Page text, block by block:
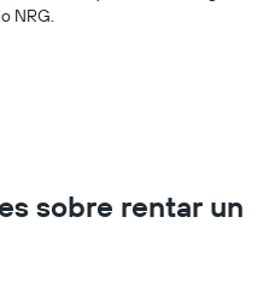
NRG.
sobre rentar un